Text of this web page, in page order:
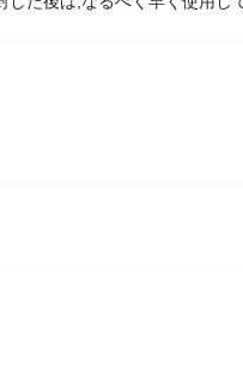
て保管して下さい。